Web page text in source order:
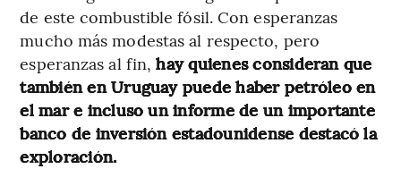
de este combustible fósil. Con esperanzas
mucho más modestas al respecto, pero
esperanzas al fin, hay quienes consideran que
también en Uruguay puede haber petróleo en
el mar e incluso un informe de un importante
banco de inversión estadounidense destacó la
exploración.